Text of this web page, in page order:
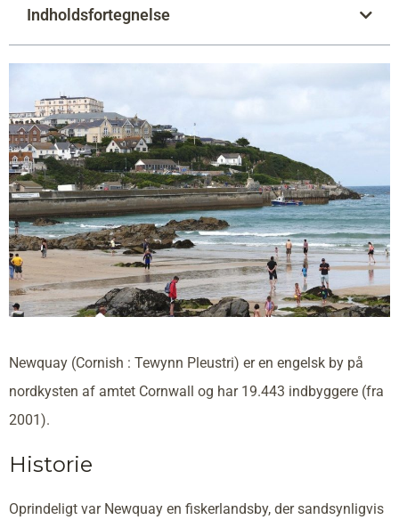
Indholdsfortegnelse
Newquay (Cornish : Tewynn Pleustri) er en engelsk by på
nordkysten af amtet Cornwall og har 19.443 indbyggere (fra
2001).
Historie
Oprindeligt var Newquay en fiskerlandsby, der sandsynligvis